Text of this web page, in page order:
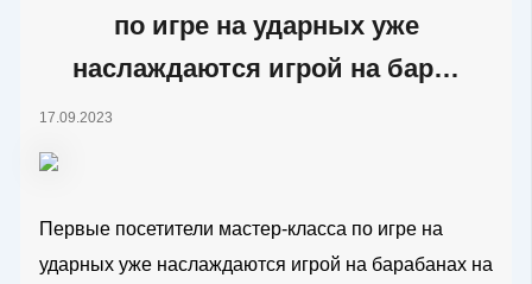
по игре на ударных уже
наслаждаются игрой на бар…
17.09.2023
Первые посетители мастер-класса по игре на
ударных уже наслаждаются игрой на барабанах на